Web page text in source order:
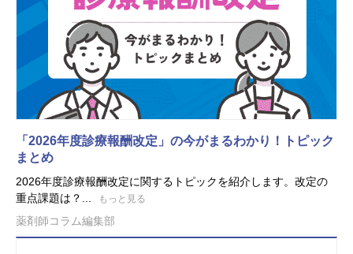
「2026年度診療報酬改定」の今がまるわかり！トピック
まとめ
2026年度診療報酬改定に関するトピックを紹介します。改定の
重点課題は？...
もっと見る
薬剤師コラム編集部